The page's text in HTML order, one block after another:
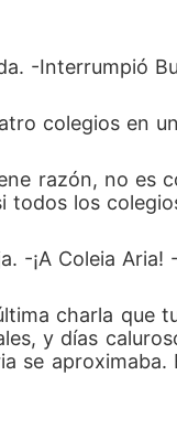
-Interrumpió
colegios en
razón, no
todos los
-¡A Coleia Aria!
charla que
y días
se